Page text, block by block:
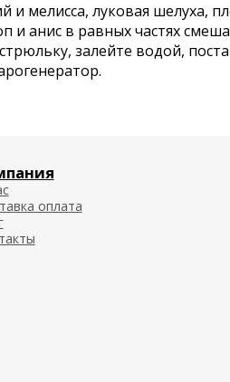
и мелисса, луковая шелуха,
и анис в равных частях
залейте водой,